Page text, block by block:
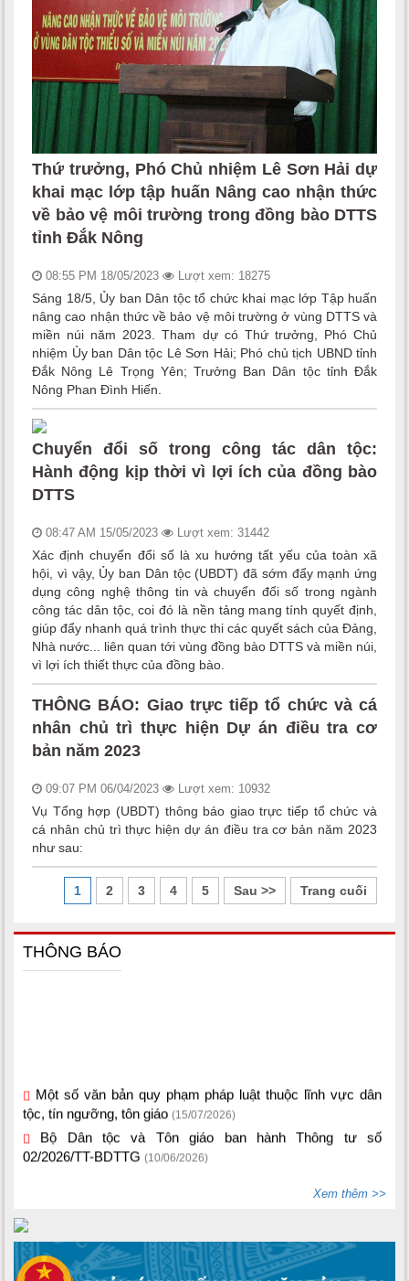
Thứ trưởng, Phó Chủ nhiệm Lê Sơn Hải dự
khai mạc lớp tập huấn Nâng cao nhận thức
về bảo vệ môi trường trong đồng bào DTTS
tỉnh Đắk Nông
08:55 PM 18/05/2023 Lượt xem: 18275
Sáng 18/5, Ủy ban Dân tộc tổ chức khai mạc lớp Tập huấn
nâng cao nhận thức về bảo vệ môi trường ở vùng DTTS và
miền núi năm 2023. Tham dự có Thứ trưởng, Phó Chủ
nhiệm Ủy ban Dân tộc Lê Sơn Hải; Phó chủ tịch UBND tỉnh
Đắk Nông Lê Trọng Yên; Trưởng Ban Dân tộc tỉnh Đắk
Nông Phan Đình Hiến.
Chuyển đổi số trong công tác dân tộc:
Hành động kịp thời vì lợi ích của đồng bào
DTTS
08:47 AM 15/05/2023 Lượt xem: 31442
Xác định chuyển đổi số là xu hướng tất yếu của toàn xã
hội, vì vậy, Ủy ban Dân tộc (UBDT) đã sớm đẩy mạnh ứng
dụng công nghệ thông tin và chuyển đổi số trong ngành
công tác dân tộc, coi đó là nền tảng mang tính quyết định,
giúp đẩy nhanh quá trình thực thi các quyết sách của Đảng,
Nhà nước... liên quan tới vùng đồng bào DTTS và miền núi,
vì lợi ích thiết thực của đồng bào.
THÔNG BÁO: Giao trực tiếp tổ chức và cá
nhân chủ trì thực hiện Dự án điều tra cơ
bản năm 2023
09:07 PM 06/04/2023 Lượt xem: 10932
Vụ Tổng hợp (UBDT) thông báo giao trực tiếp tổ chức và
cá nhân chủ trì thực hiện dự án điều tra cơ bản năm 2023
như sau:
1 2 3 4 5 Sau >> Trang cuối
THÔNG BÁO
tộc, tín ngưỡng, tôn giáo (15/07/2026)
Bộ Dân tộc và Tôn giáo ban hành Thông tư số
02/2026/TT-BDTTG (10/06/2026)
Xem thêm >>